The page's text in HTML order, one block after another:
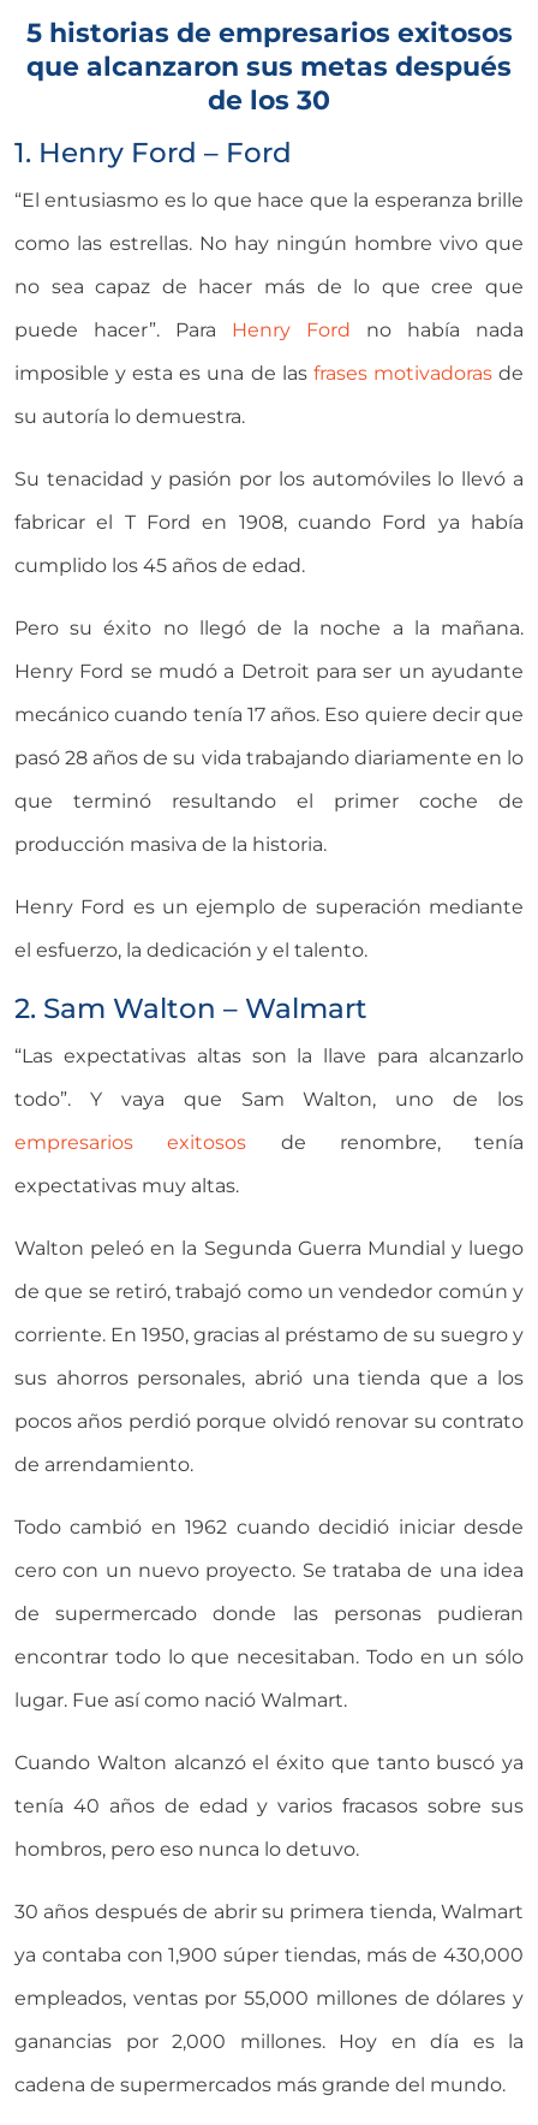
5 historias de empresarios exitosos
que alcanzaron sus metas después
de los 30
1. Henry Ford – Ford
“El entusiasmo es lo que hace que la esperanza brille
como las estrellas. No hay ningún hombre vivo que
no sea capaz de hacer más de lo que cree que
puede hacer”. Para Henry Ford no había nada
imposible y esta es una de las frases motivadorasde
su autoría lo demuestra.
Su tenacidad y pasión por los automóviles lo llevó a
fabricar el T Ford en 1908, cuando Ford ya había
cumplido los 45 años de edad.
Pero su éxito no llegó de la noche a la mañana.
Henry Ford se mudó a Detroit para ser un ayudante
mecánico cuando tenía 17 años. Eso quiere decir que
pasó 28 años de su vida trabajando diariamente en lo
que terminó resultando el primer coche de
producción masiva de la historia.
Henry Ford es un ejemplo de superación mediante
el esfuerzo, la dedicación y el talento.
2. Sam Walton – Walmart
“Las expectativas altas son la llave para alcanzarlo
todo”. Y vaya que Sam Walton, uno de los
empresarios exitosos de renombre, tenía
expectativas muy altas.
Walton peleó en la Segunda Guerra Mundial y luego
de que se retiró, trabajó como un vendedor común y
corriente. En 1950, gracias al préstamo de su suegro y
sus ahorros personales, abrió una tienda que a los
pocos años perdió porque olvidó renovar su contrato
de arrendamiento.
Todo cambió en 1962 cuando decidió iniciar desde
cero con un nuevo proyecto. Se trataba de una idea
de supermercado donde las personas pudieran
encontrar todo lo que necesitaban. Todo en un sólo
lugar. Fue así como nació Walmart.
Cuando Walton alcanzó el éxito que tanto buscó ya
tenía 40 años de edad y varios fracasos sobre sus
hombros, pero eso nunca lo detuvo.
30 años después de abrir su primera tienda, Walmart
ya contaba con 1,900 súper tiendas, más de 430,000
empleados, ventas por 55,000 millones de dólares y
ganancias por 2,000 millones. Hoy en día es la
cadena de supermercados más grande del mundo.